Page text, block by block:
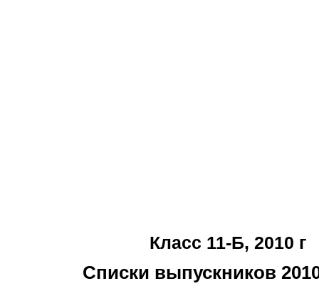
Класс 11-Б, 2010 г
Списки выпускников